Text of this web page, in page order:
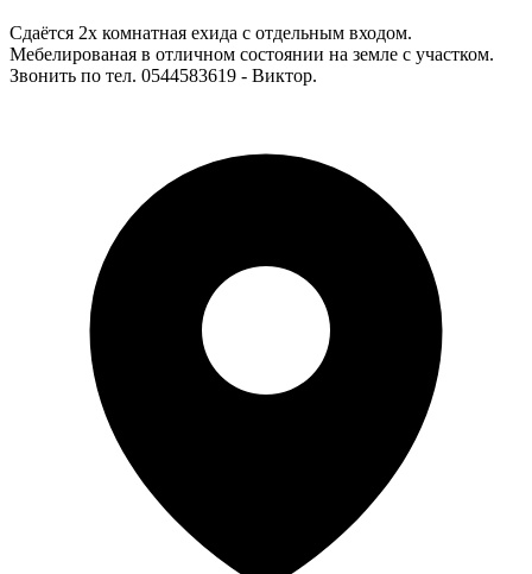
Сдаётся 2х комнатная ехида с отдельным входом.
Мебелированая в отличном состоянии на земле с участком.
Звонить по тел. 0544583619 - Виктор.